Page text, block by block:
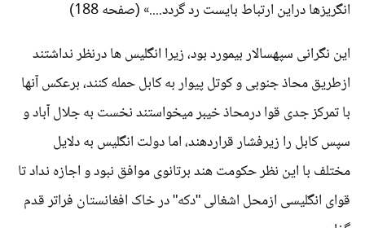
انگریزها دراین ارتباط بایست رد گردد....» (صفحه 188)
این نگرانی سپهسالار بیمورد بود، زیرا انگلیس ها درنظر نداشتند
ازطریق محاذ جنوبی و کوتل پیوار به کابل حمله کنند، برعکس آنها
با تمرکز جدی قوا درمحاذ خیبر میخواستند نخست به جلال آباد و
سپس کابل را زیرفشار قراردهند، اما دولت انگلیس به دلایل
مختلف با این نظر حکومت هند برتانوی موافق نبود و اجازه نداد تا
قوای انگلیسی ازمحل اشغالی "دکه" در خاک افغانستان فراتر قدم